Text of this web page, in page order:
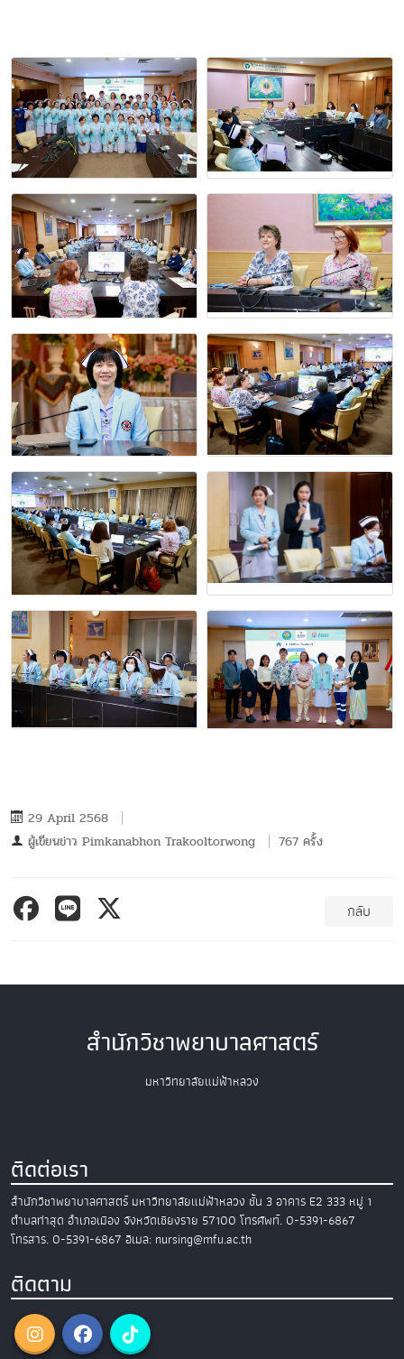
29 April 2568
ผู้เขียนข่าว Pimkanabhon Trakooltorwong 767 ครั้ง
กลับ
สำนักวิชาพยาบาลศาสตร์
มหาวิทยาลัยแม่ฟ้าหลวง
ติดต่อเรา
สำนักวิชาพยาบาลศาสตร์ มหาวิทยาลัยแม่ฟ้าหลวง ชั้น 3 อาคาร E2 333 หมู่ 1
ตำบลท่าสุด อำเภอเมือง จังหวัดเชียงราย 57100 โทรศัพท์. 0-5391-6867
โทรสาร. 0-5391-6867 อีเมล: nursing@mfu.ac.th
ติดตาม